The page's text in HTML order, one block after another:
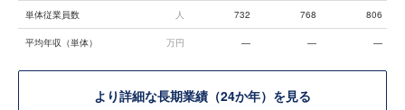
単体従業員数 人 732 768 806
平均年収（単体） 万円 — — —
より詳細な長期業績（24か年）を見る